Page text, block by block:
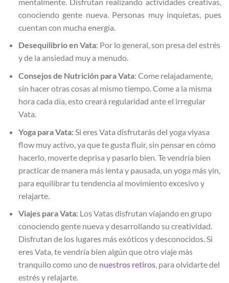
conociendo gente nueva. Personas muy inquietas, pues
cuentan con mucha energía.
Desequilibrio en Vata: Por lo general, son presa del estrés
y de la ansiedad muy a menudo.
Consejos de Nutrición para Vata: Come relajadamente,
sin hacer otras cosas al mismo tiempo. Come a la misma
hora cada día, esto creará regularidad ante el irregular
Vata.
Yoga para Vata:Si eres Vata disfrutarás del yoga viyasa
flow muy activo, ya que te gusta fluir, sin pensar en cómo
hacerlo, moverte deprisa y pasarlo bien. Te vendría bien
practicar de manera más lenta y pausada, un yoga más yin,
para equilibrar tu tendencia al movimiento excesivo y
relajarte.
Viajes para Vata:Los Vatas disfrutan viajando en grupo
conociendo gente nueva y desarrollando su creatividad.
Disfrutan de los lugares más exóticos y desconocidos. Si
eres Vata, te vendría bien algún que otro viaje más
tranquilo como uno de nuestros retiros, para olvidarte del
estrés y relajarte.